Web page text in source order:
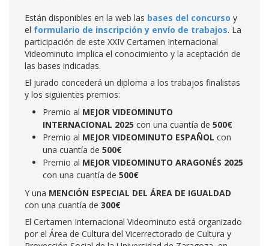
Están disponibles en la web las bases del concurso y
el formulario de inscripción y envío de trabajos. La
participación de este XXIV Certamen Internacional
Videominuto implica el conocimiento y la aceptación de
las bases indicadas.
El jurado concederá un diploma a los trabajos finalistas
y los siguientes premios:
Premio al MEJOR VIDEOMINUTO
INTERNACIONAL 2025 con una cuantía de 500€
Premio al MEJOR VIDEOMINUTO ESPAÑOL con
una cuantía de 500€
Premio al MEJOR VIDEOMINUTO ARAGONÉS 2025
con una cuantía de 500€
Y una MENCIÓN ESPECIAL DEL ÁREA DE IGUALDAD
con una cuantía de 300€
El Certamen Internacional Videominuto está organizado
por el Área de Cultura del Vicerrectorado de Cultura y